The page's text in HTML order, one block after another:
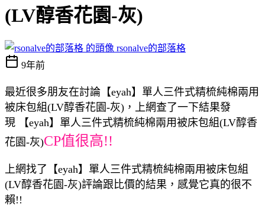
(LV醇香花園-灰)
rsonalve的部落格
9年前
最近很多朋友在討論【eyah】單人三件式精梳純棉兩用
被床包組(LV醇香花園-灰)，上網查了一下結果發
現 【eyah】單人三件式精梳純棉兩用被床包組(LV醇香
花園-灰)CP值很高!!
上網找了【eyah】單人三件式精梳純棉兩用被床包組
(LV醇香花園-灰)評論跟比價的結果，感覺它真的很不
賴!!